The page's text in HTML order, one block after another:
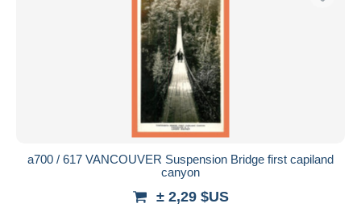
Appliquer
a700 / 617 VANCOUVER Suspension Bridge first capiland
canyon
± 2,29 $US